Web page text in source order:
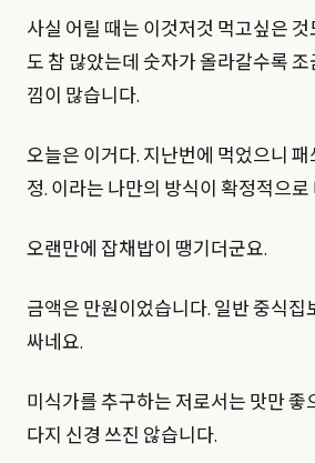
사실 어릴 때는 이것저것 먹고싶은
도 참 많았는데 숫자가 올라갈수록
낌이 많습니다.
오늘은 이거다. 지난번에 먹었으니 패
정. 이라는 나만의 방식이 확정적으
오랜만에 잡채밥이 땡기더군요.
금액은 만원이었습니다. 일반 중식집
싸네요.
미식가를 추구하는 저로서는 맛만 좋
다지 신경 쓰진 않습니다.